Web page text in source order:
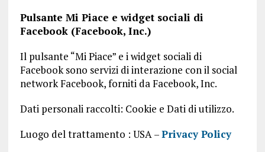
Pulsante Mi Piace e widget sociali di
Facebook (Facebook, Inc.)
Il pulsante “Mi Piace” e i widget sociali di
Facebook sono servizi di interazione con il social
network Facebook, forniti da Facebook, Inc.
Dati personali raccolti: Cookie e Dati di utilizzo.
Luogo del trattamento : USA –Privacy Policy